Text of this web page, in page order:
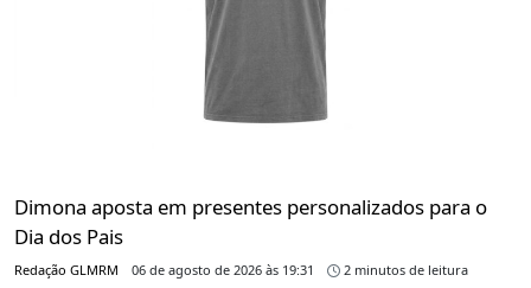
Dimona aposta em presentes personalizados para o
Dia dos Pais
Redação GLMRM 06 de agosto de 2026 às 19:31 2 minutos de leitura